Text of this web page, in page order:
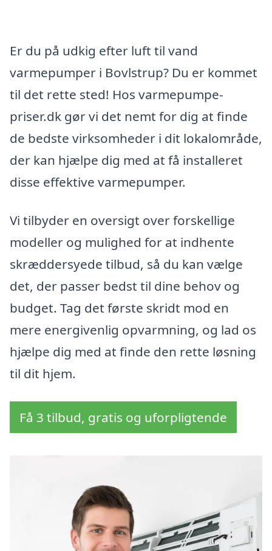
Er du på udkig efter luft til vand
varmepumper i Bovlstrup? Du er kommet
til det rette sted! Hos varmepumpe-
priser.dk gør vi det nemt for dig at finde
de bedste virksomheder i dit lokalområde,
der kan hjælpe dig med at få installeret
disse effektive varmepumper.
Vi tilbyder en oversigt over forskellige
modeller og mulighed for at indhente
skræddersyede tilbud, så du kan vælge
det, der passer bedst til dine behov og
budget. Tag det første skridt mod en
mere energivenlig opvarmning, og lad os
hjælpe dig med at finde den rette løsning
til dit hjem.
Få 3 tilbud, gratis og uforpligtende